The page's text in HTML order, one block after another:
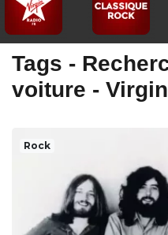
Tags -
voiture -
Rock